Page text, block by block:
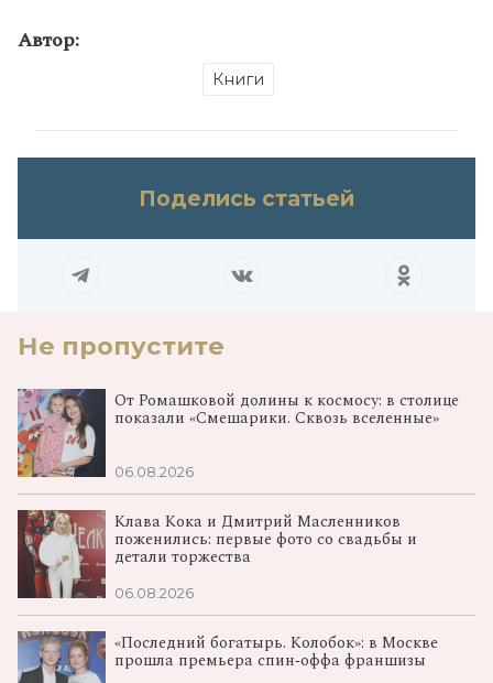
Автор:
Книги
Поделись статьей
Не пропустите
От Ромашковой долины к космосу: в столице
показали «Смешарики. Сквозь вселенные»
06.08.2026
Клава Кока и Дмитрий Масленников
поженились: первые фото со свадьбы и
детали торжества
06.08.2026
«Последний богатырь. Колобок»: в Москве
прошла премьера спин‑оффа франшизы